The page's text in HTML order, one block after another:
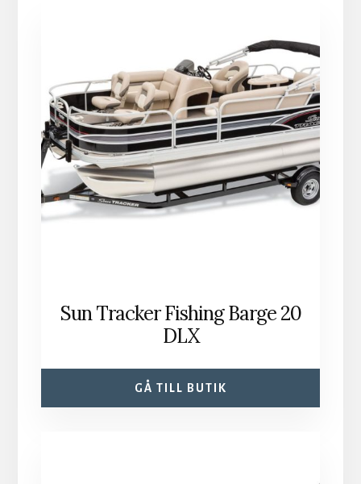
Sun Tracker Fishing Barge 20
DLX
GÅ TILL BUTIK